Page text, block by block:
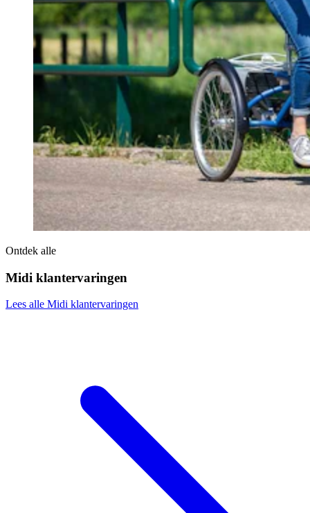
Ontdek alle
Midi klantervaringen
Lees alle Midi klantervaringen